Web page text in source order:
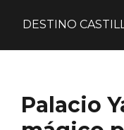
DESTINO
Palacio
Nombre de usuario